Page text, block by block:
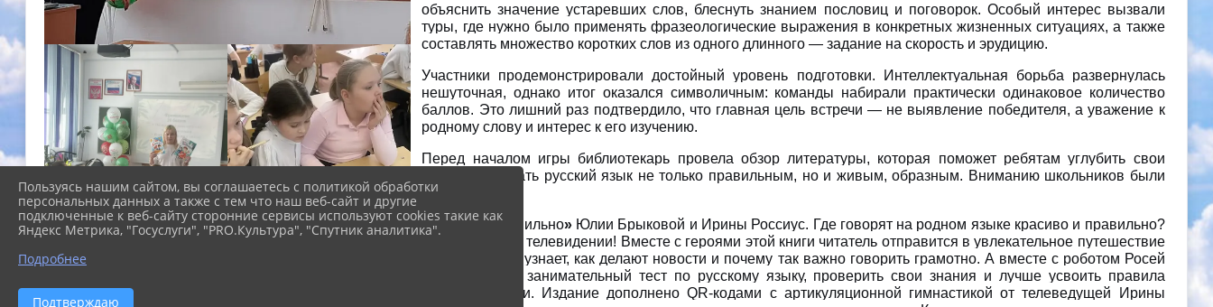
объяснить значение устаревших слов, блеснуть знанием пословиц и поговорок. Особый интерес вызвали
туры, где нужно было применять фразеологические выражения в конкретных жизненных ситуациях, а также
составлять множество коротких слов из одного длинного — задание на скорость и эрудицию.
Участники продемонстрировали достойный уровень подготовки. Интеллектуальная борьба развернулась
нешуточная, однако итог оказался символичным: команды набирали практически одинаковое количество
баллов. Это лишний раз подтвердило, что главная цель встречи — не выявление победителя, а уважение к
родному слову и интерес к его изучению.
Перед началом игры библиотекарь провела обзор литературы, которая поможет ребятам углубить свои
знания и сделать русский язык не только правильным, но и живым, образным. Вниманию школьников были
представлены:
«Говорим правильно»Юлии Брыковой и Ирины Россиус. Где говорят на родном языке красиво и правильно?
Конечно же, на телевидении! Вместе с героями этой книги читатель отправится в увлекательное путешествие
по телестудии, узнает, как делают новости и почему так важно говорить грамотно. А вместе с роботом Росей
можно пройти занимательный тест по русскому языку, проверить свои знания и лучше усвоить правила
грамотной речи. Издание дополнено QR-кодами с артикуляционной гимнастикой от телеведущей Ирины
Пользуясь нашим сайтом, вы соглашаетесь с политикой обработки
персональных данных а также с тем что наш веб-сайт и другие
подключенные к веб-сайту сторонние сервисы используют cookies такие как
Яндекс Метрика, "Госуслуги", "PRO.Культура", "Спутник аналитика".
Подробнее
Подтверждаю